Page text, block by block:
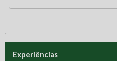
Experiências